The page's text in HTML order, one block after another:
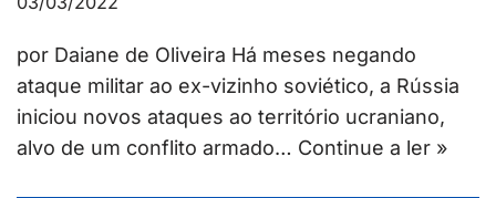
por Daiane de Oliveira Há meses negando
ataque militar ao ex-vizinho soviético, a Rússia
iniciou novos ataques ao território ucraniano,
alvo de um conflito armado… Continue a ler »